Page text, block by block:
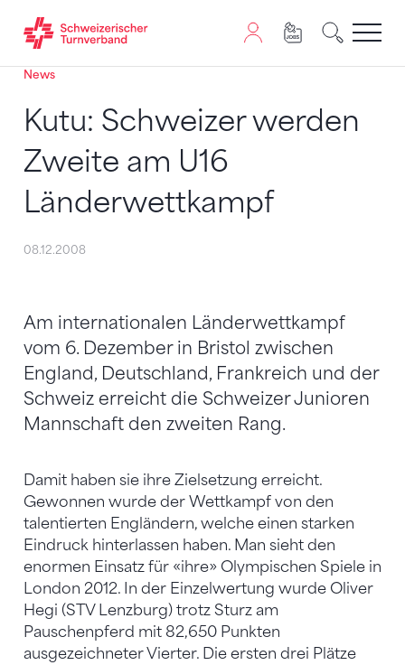
Zum Inhalt springen
Zur Sitemap navigieren
Zum Navigieren dieser Seite wird JavaScript benötigt.
News
Kutu: Schweizer werden
Zweite am U16
Länderwettkampf
08.12.2008
Am internationalen Länderwettkampf
vom 6. Dezember in Bristol zwischen
England, Deutschland, Frankreich und der
Schweiz erreicht die Schweizer Junioren
Mannschaft den zweiten Rang.
Damit haben sie ihre Zielsetzung erreicht.
Gewonnen wurde der Wettkampf von den
talentierten Engländern, welche einen starken
Eindruck hinterlassen haben. Man sieht den
enormen Einsatz für «ihre» Olympischen Spiele in
London 2012. In der Einzelwertung wurde Oliver
Hegi (STV Lenzburg) trotz Sturz am
Pauschenpferd mit 82,650 Punkten
ausgezeichneter Vierter. Die ersten drei Plätze